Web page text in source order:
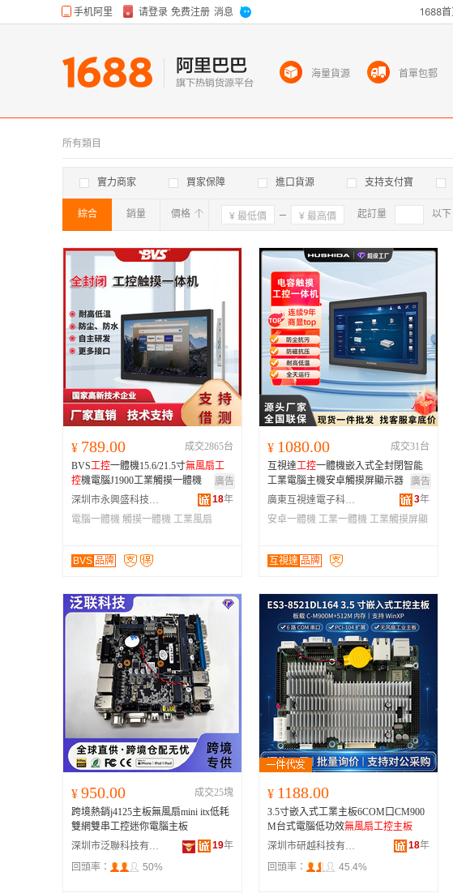
所有類目
實力商家 買家保障 進口貨源 支持支付寶
綜合 銷量 價格 確定 起訂量 以下
確定
¥ 789.00
成交2865台
BVS工控一體機15.6/21.5寸無風扇工
控機電腦J1900工業觸摸一體機
廣告
深圳市永興盛科技有限公司
18年
電腦一體機 觸摸一體機 工業風扇
BVS 品牌
¥ 1080.00
成交31台
互視達工控一體機嵌入式全封閉智能
工業電腦主機安卓觸摸屏顯示器
廣告
廣東互視達電子科技有限公司
3年
安卓一體機 工業一體機 工業觸摸屏顯
互視達 品牌
¥ 950.00
成交25塊
跨境熱銷j4125主板無風扇mini itx低耗
雙網雙串工控迷你電腦主板
深圳市泛聯科技有限公司
19年
回頭率：
50%
¥ 1188.00
3.5寸嵌入式工業主板6COM口CM900
M台式電腦低功效無風扇工控主板
深圳市研越科技有限公司
18年
回頭率：
45.4%
海量貨源 首單包郵